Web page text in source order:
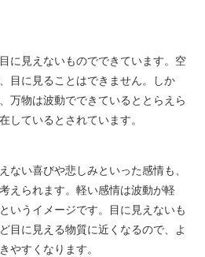
に見えないものでできています。空
目に見ることはできません。しか
万物は波動でできているととらえら
しているとされています。
ない喜びや悲しみといった感情も、
えられます。軽い感情は波動が軽
いうイメージです。目に見えないも
目に見える物質に近くなるので、よ
やすくなります。